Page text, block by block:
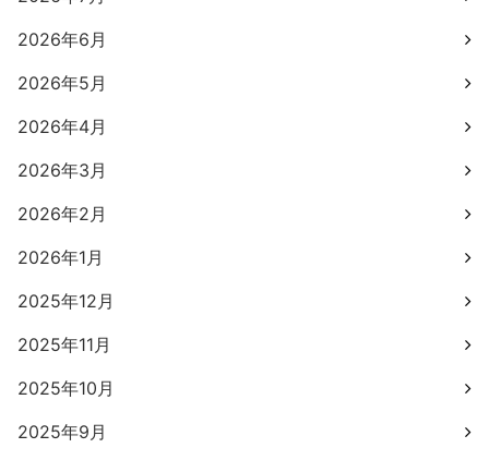
2026年6月
2026年5月
2026年4月
2026年3月
2026年2月
2026年1月
2025年12月
2025年11月
2025年10月
2025年9月